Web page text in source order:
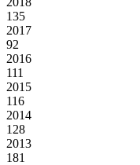
135
2017
92
2016
111
2015
116
2014
128
2013
181